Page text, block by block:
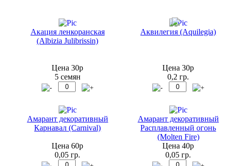
Акация ленкоранская
(Albizia Julibrissin)
Цена 30р
5 семян
Аквилегия (Aquilegia)
Цена 30р
0,2 гр.
Амарант декоративный
Карнавал (Carnival)
Цена 60р
0,05 гр.
Амарант декоративный
Расплавленный огонь
(Molten Fire)
Цена 40р
0,05 гр.